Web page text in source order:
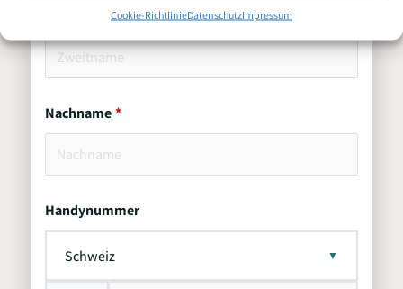
Cookie-RichtlinieDatenschutzImpressum
Zweitname
Nachname
Handynummer
Schweiz